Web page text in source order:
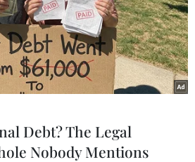
Debt? The Legal
Nobody Mentions